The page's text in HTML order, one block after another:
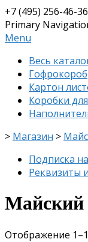
+7 (495) 256-46-36
Primary
Menu
Весь
Гофрокороб
Картон
Коробки
> Магазин >
Подписка
Реквизиты
Майский
Отображение